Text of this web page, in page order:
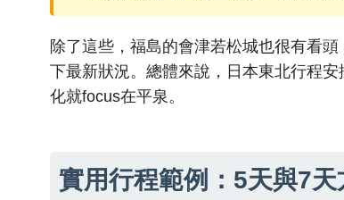
除了這些，福島的會津若松城也很有看
下最新狀況。總體來說，日本東北行程
化就focus在平泉。
實用行程範例：5天與7天